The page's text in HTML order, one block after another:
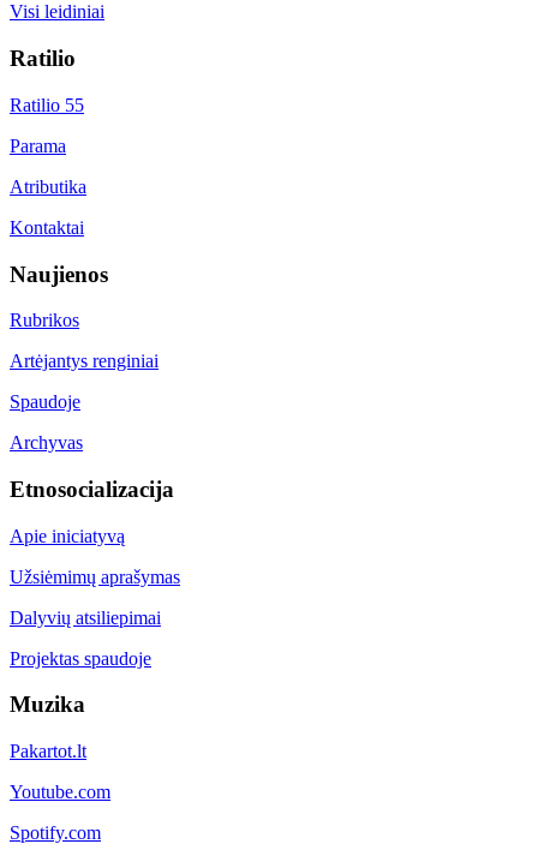
Visi leidiniai
Ratilio
Ratilio 55
Parama
Atributika
Kontaktai
Naujienos
Rubrikos
Artėjantys renginiai
Spaudoje
Archyvas
Etnosocializacija
Apie iniciatyvą
Užsiėmimų aprašymas
Dalyvių atsiliepimai
Projektas spaudoje
Muzika
Pakartot.lt
Youtube.com
Spotify.com